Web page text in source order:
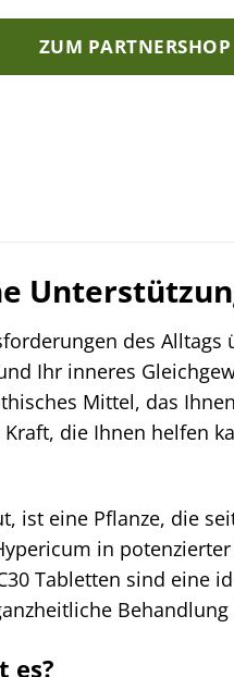
ZUM PARTNERSHOP
des
Ihr inneres
Mittel, das
die Ihnen helfen
ist eine Pflanze, die
in
Tabletten sind eine
Behandlung
es?